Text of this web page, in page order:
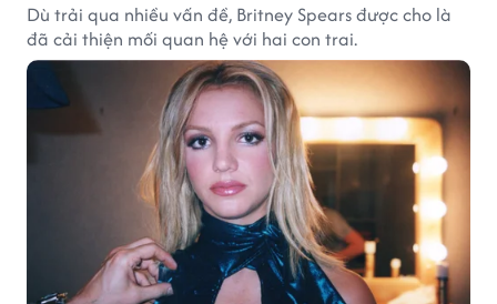
Dù trải qua nhiều vấn đề, Britney Spears được cho là
đã cải thiện mối quan hệ với hai con trai.